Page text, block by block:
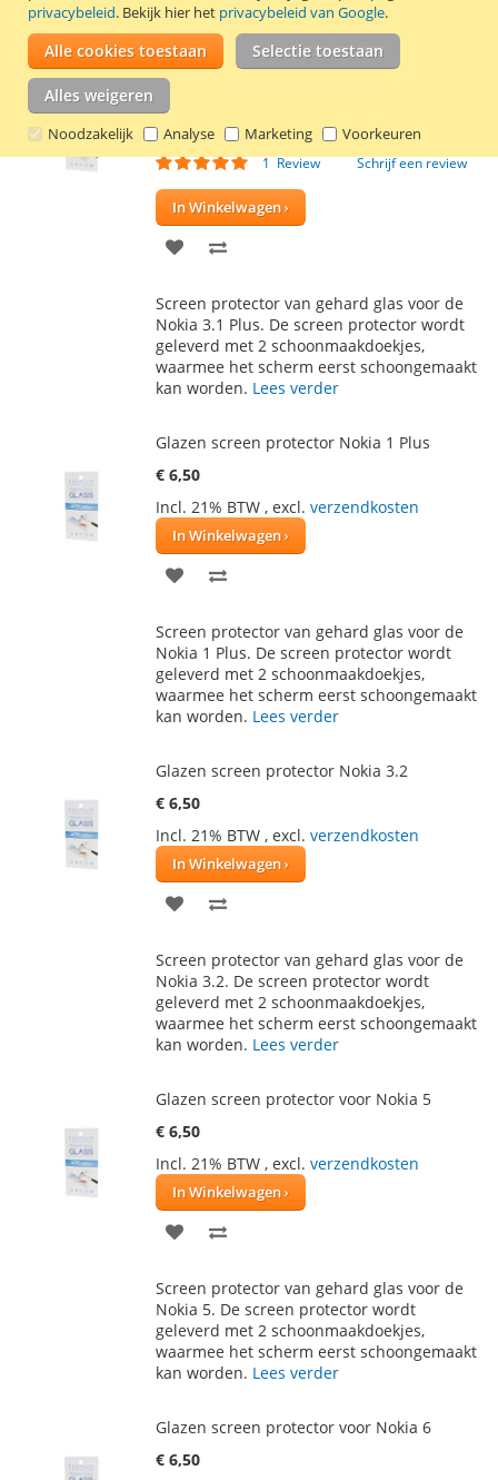
privacybeleid. Bekijk hier het privacybeleid van Google.
Alle cookies toestaan Selectie toestaan
Alles weigeren
Noodzakelijk Analyse Marketing Voorkeuren
kan worden.Lees verder
Glazen screen protector Nokia 3.1 Plus
€ 6,50
Incl. 21% BTW, excl.verzendkosten
Waardering:
1 Review Schrijf een review
In Winkelwagen
VOEG
AAN
VERLANGLIJST
TE
VERGELIJKEN
Screen protector van gehard glas voor de
Nokia 3.1 Plus. De screen protector wordt
geleverd met 2 schoonmaakdoekjes,
waarmee het scherm eerst schoongemaakt
kan worden. Lees verder
Glazen screen protector Nokia 1 Plus
€ 6,50
Incl. 21% BTW , excl. verzendkosten
In Winkelwagen
VOEG
AAN
VERLANGLIJST
TE
VERGELIJKEN
Screen protector van gehard glas voor de
Nokia 1 Plus. De screen protector wordt
geleverd met 2 schoonmaakdoekjes,
waarmee het scherm eerst schoongemaakt
kan worden. Lees verder
Glazen screen protector Nokia 3.2
€ 6,50
Incl. 21% BTW , excl. verzendkosten
In Winkelwagen
VOEG
AAN
VERLANGLIJST
TE
VERGELIJKEN
Screen protector van gehard glas voor de
Nokia 3.2. De screen protector wordt
geleverd met 2 schoonmaakdoekjes,
waarmee het scherm eerst schoongemaakt
kan worden. Lees verder
Glazen screen protector voor Nokia 5
€ 6,50
Incl. 21% BTW , excl. verzendkosten
In Winkelwagen
VOEG
AAN
VERLANGLIJST
TE
VERGELIJKEN
Screen protector van gehard glas voor de
Nokia 5. De screen protector wordt
geleverd met 2 schoonmaakdoekjes,
waarmee het scherm eerst schoongemaakt
kan worden. Lees verder
Glazen screen protector voor Nokia 6
€ 6,50